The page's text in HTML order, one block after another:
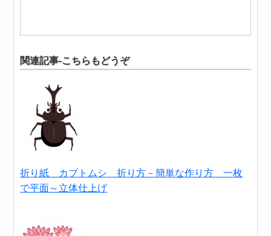
関連記事-こちらもどうぞ
折り紙 カブトムシ 折り方－簡単な作り方 一枚
で平面～立体仕上げ